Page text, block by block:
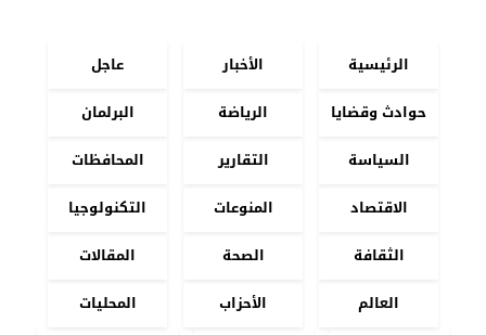
الرئيسية الأخبار
عاجل
حوادث وقضايا
الرياضة
البرلمان
السياسة
التقارير
المحافظات
الاقتصاد
المنوعات
التكنولوجيا
الثقافة
الصحة
المقالات
العالم
الأحزاب المحليات